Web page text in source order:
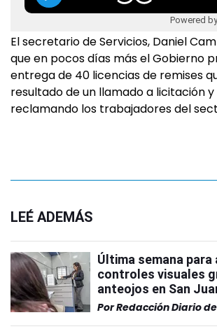
Powered
El secretario de Servicios, Daniel
que en pocos días más el Gobierno
entrega de 40 licencias de remises
resultado de un llamado a licitación
reclamando los trabajadores del
LEÉ ADEMÁS
Última semana para
controles visuales
anteojos en San
PorRedacción Diario